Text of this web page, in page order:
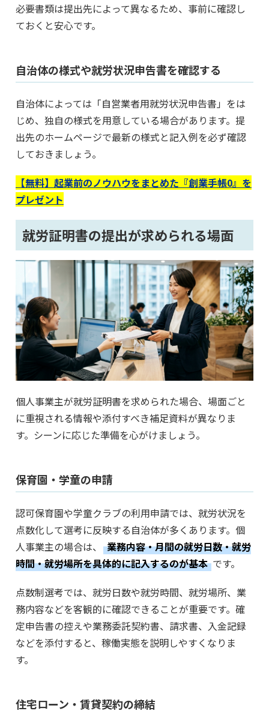
必要書類は提出先によって異なるため、事前に確認し
ておくと安心です。
自治体の様式や就労状況申告書を確認する
自治体によっては「自営業者用就労状況申告書」をは
じめ、独自の様式を用意している場合があります。提
出先のホームページで最新の様式と記入例を必ず確認
しておきましょう。
【無料】起業前のノウハウをまとめた『創業手帳0』を
プレゼント
就労証明書の提出が求められる場面
個人事業主が就労証明書を求められた場合、場面ごと
に重視される情報や添付すべき補足資料が異なりま
す。シーンに応じた準備を心がけましょう。
保育園・学童の申請
認可保育園や学童クラブの利用申請では、就労状況を
点数化して選考に反映する自治体が多くあります。個
人事業主の場合は、
業務内容・月間の就労日数・就労
時間・就労場所を具体的に記入するのが基本 です。
点数制選考では、就労日数や就労時間、就労場所、業
務内容などを客観的に確認できることが重要です。確
定申告書の控えや業務委託契約書、請求書、入金記録
などを添付すると、稼働実態を説明しやすくなりま
す。
住宅ローン・賃貸契約の締結